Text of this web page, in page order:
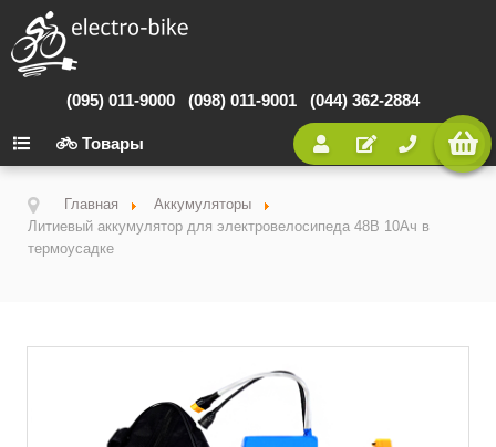
(095) 011-9000 (098) 011-9001 (044) 362-2884
Товары
Главная
Аккумуляторы
Литиевый аккумулятор для электровелосипеда 48В 10Ач в
термоусадке